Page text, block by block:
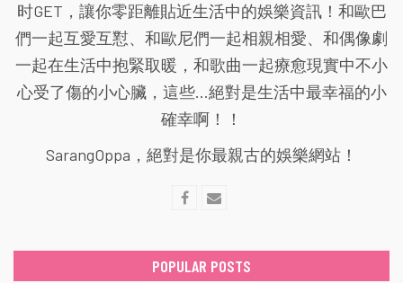
时GET，讓你零距離貼近生活中的娛樂資訊！和歐巴
們一起互愛互懟、和歐尼們一起相親相愛、和偶像劇
一起在生活中抱緊取暖，和歌曲一起療愈現實中不小
心受了傷的小心臟，這些...絕對是生活中最幸福的小
確幸啊！！
SarangOppa，絕對是你最親古的娛樂網站！
POPULAR POSTS